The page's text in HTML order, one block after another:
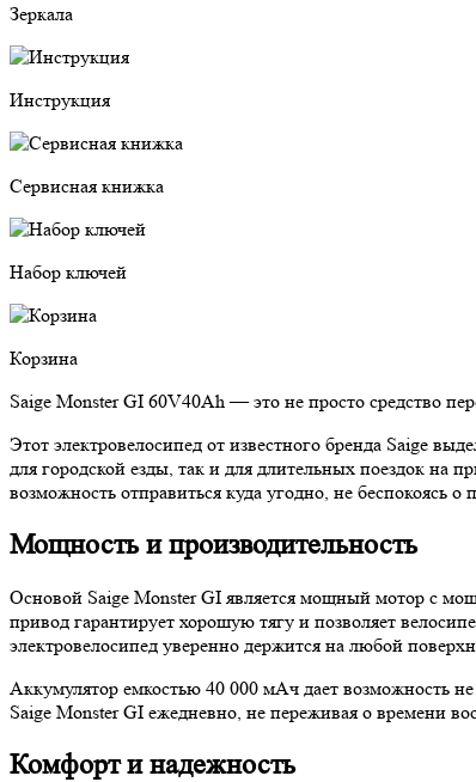
Зеркала
Инструкция
Сервисная книжка
Набор ключей
Корзина
Saige Monster GI 60V40Ah — это не просто средство
Этот электровелосипед от известного бренда Saige
для городской езды, так и для длительных поездок на
возможность отправиться куда угодно, не беспокоясь о
Мощность и производительность
Основой Saige Monster GI является мощный мотор с
привод гарантирует хорошую тягу и позволяет
электровелосипед уверенно держится на любой
Аккумулятор емкостью 40 000 мАч дает возможность
Saige Monster GI ежедневно, не переживая о времени
Комфорт и надежность